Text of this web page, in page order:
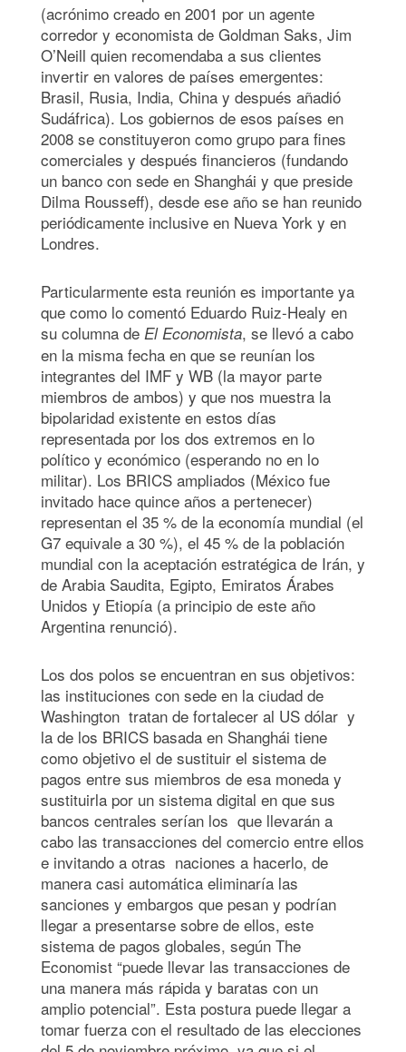
(acrónimo creado en 2001 por un agente
corredor y economista de Goldman Saks, Jim
O’Neill quien recomendaba a sus clientes
invertir en valores de países emergentes:
Brasil, Rusia, India, China y después añadió
Sudáfrica). Los gobiernos de esos países en
2008 se constituyeron como grupo para fines
comerciales y después financieros (fundando
un banco con sede en Shanghái y que preside
Dilma Rousseff), desde ese año se han reunido
periódicamente inclusive en Nueva York y en
Londres.
Particularmente esta reunión es importante ya
que como lo comentó Eduardo Ruiz-Healy en
su columna de El Economista, se llevó a cabo
en la misma fecha en que se reunían los
integrantes del IMF y WB (la mayor parte
miembros de ambos) y que nos muestra la
bipolaridad existente en estos días
representada por los dos extremos en lo
político y económico (esperando no en lo
militar). Los BRICS ampliados (México fue
invitado hace quince años a pertenecer)
representan el 35 % de la economía mundial (el
G7 equivale a 30 %), el 45 % de la población
mundial con la aceptación estratégica de Irán, y
de Arabia Saudita, Egipto, Emiratos Árabes
Unidos y Etiopía (a principio de este año
Argentina renunció).
Los dos polos se encuentran en sus objetivos:
las instituciones con sede en la ciudad de
Washington tratan de fortalecer al US dólar y
la de los BRICS basada en Shanghái tiene
como objetivo el de sustituir el sistema de
pagos entre sus miembros de esa moneda y
sustituirla por un sistema digital en que sus
bancos centrales serían los que llevarán a
cabo las transacciones del comercio entre ellos
e invitando a otras naciones a hacerlo, de
manera casi automática eliminaría las
sanciones y embargos que pesan y podrían
llegar a presentarse sobre de ellos, este
sistema de pagos globales, según The
Economist “puede llevar las transacciones de
una manera más rápida y baratas con un
amplio potencial”. Esta postura puede llegar a
tomar fuerza con el resultado de las elecciones